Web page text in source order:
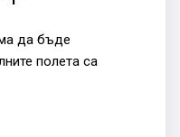
да бъде
полета са